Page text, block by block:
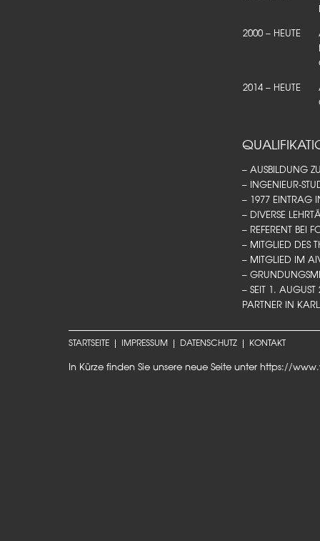
2000 – HEUTE
2014 – HEUTE
– AUSBILDUNG
– INGENIEUR-
– 1977 EINTRAG
– DIVERSE
– REFERENT BEI
– MITGLIED DES
– MITGLIED IM
–
– SEIT 1. AUGUST
PARTNER IN
STARTSEITE IMPRESSUM DATENSCHUTZ KONTAKT
In Kürze finden Sie unsere neue Seite unter https://